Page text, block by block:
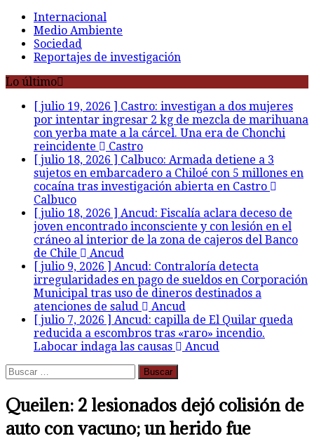
Internacional
Medio Ambiente
Sociedad
Reportajes de investigación
Lo último
[ julio 19, 2026 ] Castro: investigan a dos mujeres
por intentar ingresar 2 kg de mezcla de marihuana
con yerba mate a la cárcel. Una era de Chonchi
reincidente
Castro
[ julio 18, 2026 ] Calbuco: Armada detiene a 3
sujetos en embarcadero a Chiloé con 5 millones en
cocaína tras investigación abierta en Castro
Calbuco
[ julio 18, 2026 ] Ancud: Fiscalía aclara deceso de
joven encontrado inconsciente y con lesión en el
cráneo al interior de la zona de cajeros del Banco
de Chile
Ancud
[ julio 9, 2026 ] Ancud: Contraloría detecta
irregularidades en pago de sueldos en Corporación
Municipal tras uso de dineros destinados a
atenciones de salud
Ancud
[ julio 7, 2026 ] Ancud: capilla de El Quilar queda
reducida a escombros tras «raro» incendio.
Labocar indaga las causas
Ancud
Buscar:
Queilen: 2 lesionados dejó colisión de
auto con vacuno; un herido fue